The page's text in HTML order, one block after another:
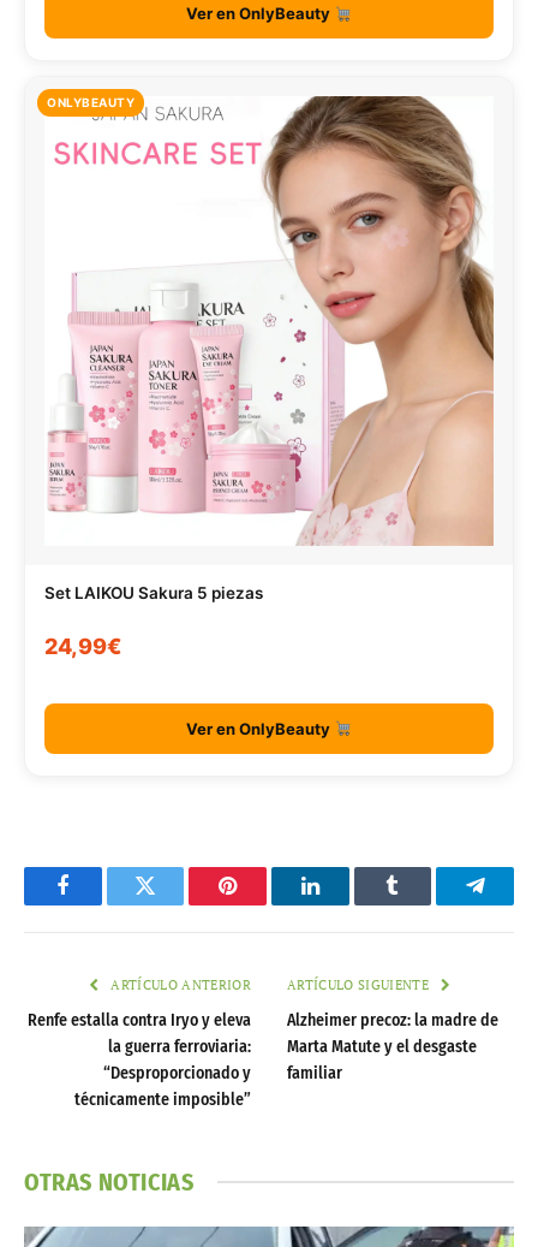
Ver en OnlyBeauty
ONLYBEAUTY
Set LAIKOU Sakura 5 piezas
24,99€
Ver en OnlyBeauty
FacebookTwitter Pinterest LinkedInTumblr
ARTÍCULO ANTERIOR
Renfe estalla contra Iryo y eleva
la guerra ferroviaria:
“Desproporcionado y
técnicamente imposible”
ARTÍCULO SIGUIENTE
Alzheimer precoz: la madre de
Marta Matute y el desgaste
familiar
OTRAS NOTICIAS